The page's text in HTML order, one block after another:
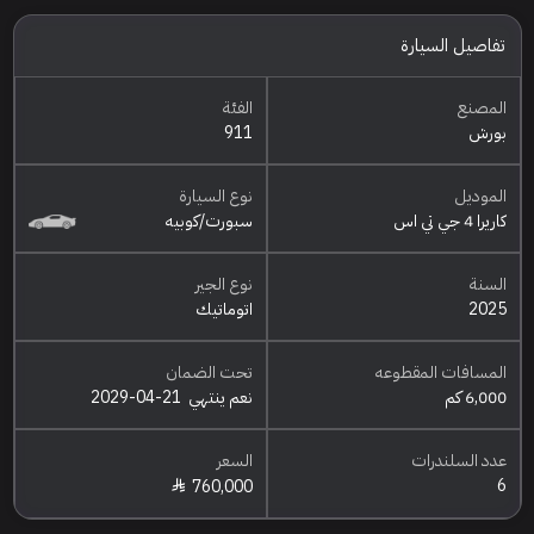
تفاصيل السيارة
المصنع
بورش
الفئة
911
الموديل
كاريرا 4 جي تي اس
نوع السيارة
سبورت/كوبيه
السنة
2025
نوع الجير
اتوماتيك
المسافات المقطوعه
6,000 كم
تحت الضمان
نعم ينتهي 2029-04-21
عدد السلندرات
6
السعر
760,000